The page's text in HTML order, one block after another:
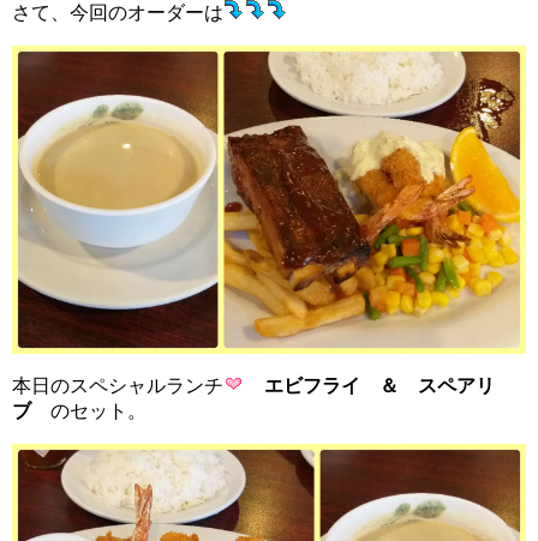
さて、今回のオーダーは
本日のスペシャルランチ
エビフライ ＆ スペアリ
ブ のセット。